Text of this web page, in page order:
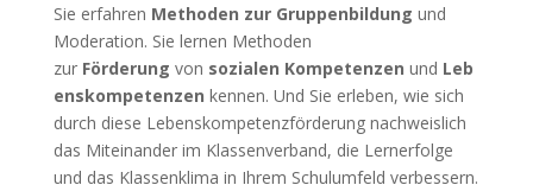
Sie erfahren Methoden zur Gruppenbildung und
Moderation. Sie lernen Methoden
zur Förderung von sozialen Kompetenzen und Leb
enskompetenzen kennen. Und Sie erleben, wie sich
durch diese Lebenskompetenzförderung nachweislich
das Miteinander im Klassenverband, die Lernerfolge
und das Klassenklima in Ihrem Schulumfeld verbessern.